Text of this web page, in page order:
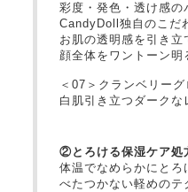
彩度・発色・透け感の
CandyDoll独自のこだ
お肌の透明感を引き立
顔全体をワントーン明
＜07＞クランベリーグ
白肌引き立つダークな
②とろける保湿ケア処
体温でなめらかにとろ
べたつかない軽めのテ